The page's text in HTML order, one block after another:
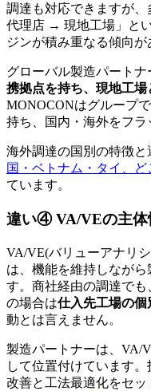
調達も対応できますが
代理店 → 現地工場」と
ジンが積み重なる傾向が
グローバル製造パートナ
携拠点を持ち、現地工場
MONOCONはグループ
持ち、国内・海外をフラ
海外調達の国別の特徴と
国・ベトナム・タイ、
ています。
違い④ VA/VEの主体
VA/VE(バリューアナリ
は、機能を維持しなが
す。商社経由の調達でも
の場合は仕入先工場の
動とは言えません。
製造パートナーは、VA/
して位置付けています
改善と工法最適化をセ